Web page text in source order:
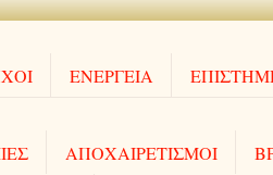
ΕΝΕΡΓΕΙΑ
ΑΠΟΧΑΙΡΕΤΙΣΜΟΙ